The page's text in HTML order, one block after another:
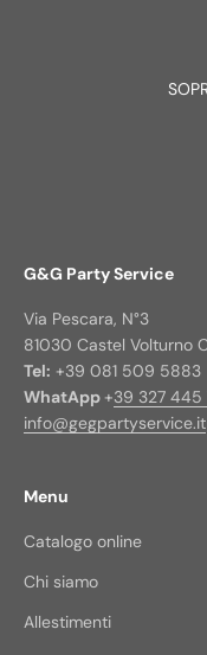
G&G Party Service
Via Pescara, N°3
81030 Castel Volturno
Tel: +39 081 509 5883
WhatApp +39 327 445
info@gegpartyservice.it
Menu
Catalogo online
Chi siamo
Allestimenti